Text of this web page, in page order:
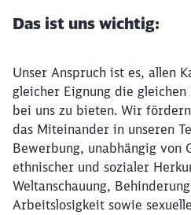
Das ist uns wichtig:
Unser Anspruch ist es, allen
gleicher Eignung die
bei uns zu bieten. Wir
das Miteinander in unseren
Bewerbung, unabhängig von
ethnischer und sozialer
Weltanschauung,
Arbeitslosigkeit sowie